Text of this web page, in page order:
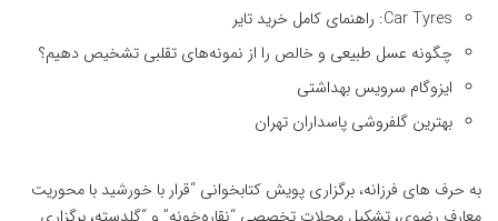
Car Tyres: راهنمای کامل خرید تایر
چگونه عسل طبیعی و خالص را از نمونه‌های تقلبی تشخیص دهیم؟
ایزوگام سرویس بهداشتی
بهترین گلفروشی پاسداران تهران
به حرف های فرزانه، برگزاری پویش کتابخوانی “قرار با خورشید با محوریت